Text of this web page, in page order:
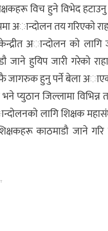
विच हुने विभेद
अान्दोलन तय गरिएकाे
अान्दोलन काे लागि
जाने हुयिप जारी गरेकाे
जागरुक हुनु पर्ने बेला
प्युठान जिल्लामा
लागि शिक्षक
काठमाडौ जाने